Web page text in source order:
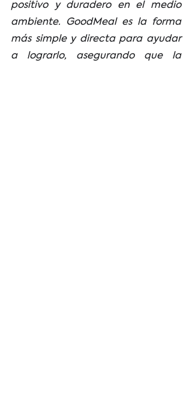
positivo y duradero en el medio
ambiente. GoodMeal es la forma
más simple y directa para ayudar
a lograrlo, asegurando que la